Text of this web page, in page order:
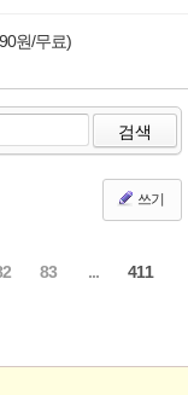
원/무료)
검색
쓰기
83 ... 411